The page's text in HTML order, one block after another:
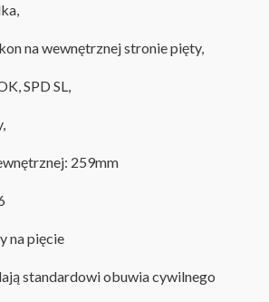
na wewnętrznej stronie pięty,
SPD SL,
259mm
na pięcie
standardowi obuwia cywilnego